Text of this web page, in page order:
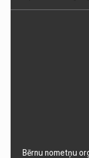
Bērnu nometņu